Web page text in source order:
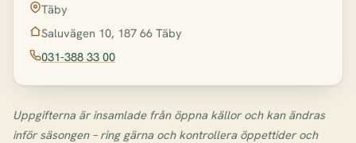
Täby
Saluvägen 10, 187 66 Täby
031-388 33 00
Uppgifterna är insamlade från öppna källor och kan ändras
inför säsongen – ring gärna och kontrollera öppettider och